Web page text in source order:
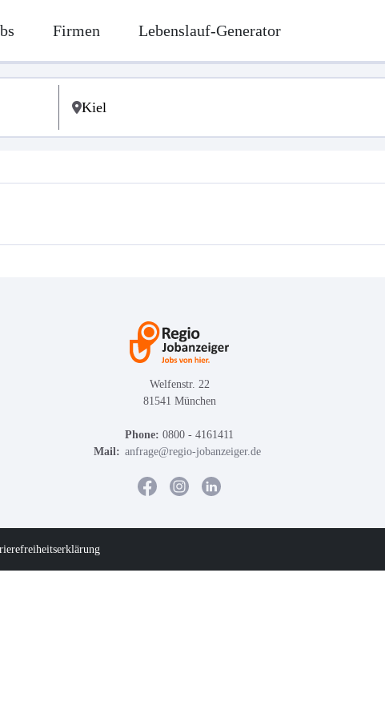
Firmen Lebenslauf-Generator
Welfenstr. 22
81541 München
Phone: 0800 - 4161411
Mail: anfrage@regio-jobanzeiger.de